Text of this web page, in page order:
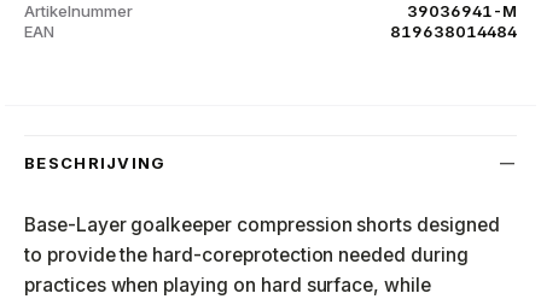
Artikelnummer
39036941-M
EAN
819638014484
BESCHRIJVING
Base-Layer goalkeeper compression shorts designed
to provide the hard-coreprotection needed during
practices when playing on hard surface, while